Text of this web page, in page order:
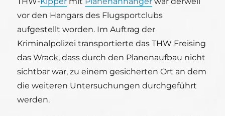
vor den Hangars des Flugsportclubs
aufgestellt worden. Im Auftrag der
Kriminalpolizei transportierte das THW Freising
das Wrack, dass durch den Planenaufbau nicht
sichtbar war, zu einem gesicherten Ort an dem
die weiteren Untersuchungen durchgeführt
werden.